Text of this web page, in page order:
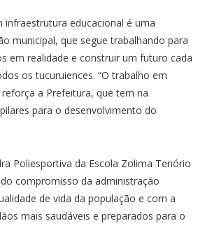
infraestrutura educacional é uma
municipal, que segue trabalhando para
em realidade e construir um futuro cada
os tucuruiences. “O trabalho em
reforça a Prefeitura, que tem na
para o desenvolvimento do
Poliesportiva da Escola Zolima Tenório
compromisso da administração
de vida da população e com a
mais saudáveis e preparados para o